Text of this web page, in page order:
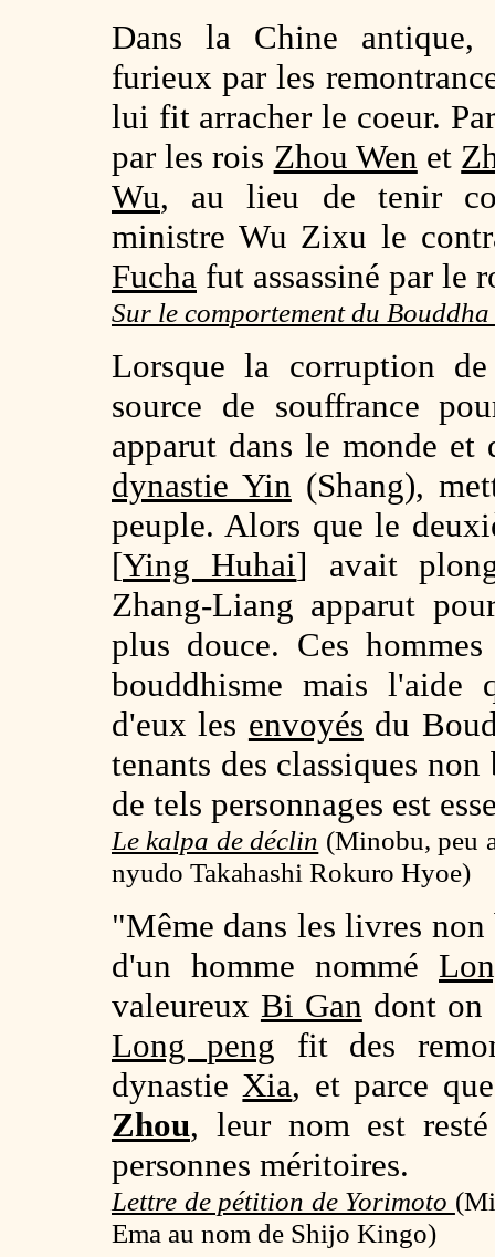
Dans la Chine
furieux par les
lui fit arracher le coeur.
par les rois Zhou Wen et
Wu, au lieu de tenir
ministre Wu Zixu le
Fucha fut assassiné par le
Sur le comportement du Bouddha
Lorsque la corruption
source de souffrance
apparut dans le monde
dynastie Yin (Shang),
peuple. Alors que le
[Ying Huhai] avait
Zhang-Liang apparut
plus douce. Ces
bouddhisme mais l'aide
d'eux les envoyés du
tenants des classiques
de tels personnages est
Le kalpa de déclin (Minobu, peu
nyudo Takahashi Rokuro Hyoe)
"Même dans les livres
d'un homme nommé
valeureux Bi Gan dont on
Long peng fit des
dynastieXia, et parce
Zhou, leur nom est
personnes méritoires.
Lettre de pétition de Yorimoto (
Ema au nom de Shijo Kingo)